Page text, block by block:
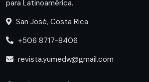
para Latinoamérica.
San José, Costa Rica
+506 8717-8406
revista.yumedw@gmail.com